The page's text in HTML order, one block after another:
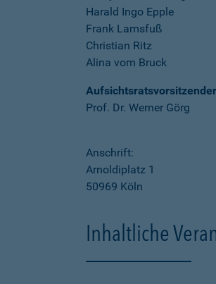
Harald Ingo Epple
Frank Lamsfuß
Christian Ritz
Alina vom Bruck
Prof. Dr. Werner Görg
Anschrift:
Arnoldiplatz 1
50969 Köln
Inhaltliche